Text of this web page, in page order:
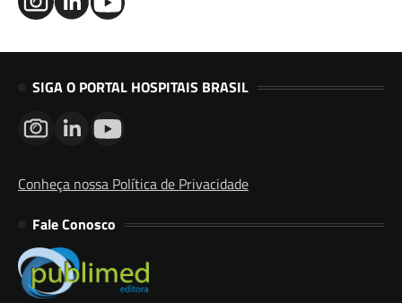
SIGA O PORTAL HOSPITAIS BRASIL
Conheça nossa Política de Privacidade
Fale Conosco